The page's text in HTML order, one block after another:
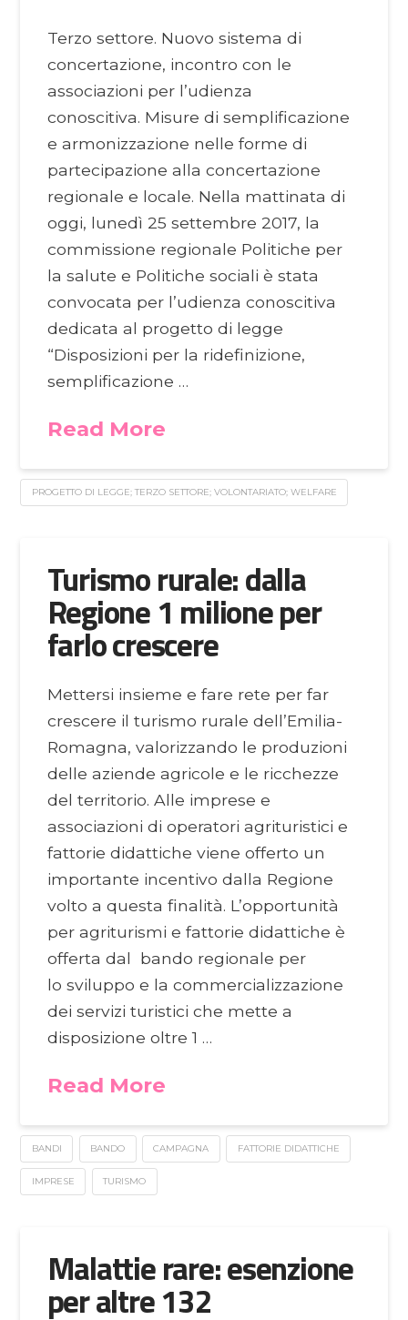
Terzo settore. Nuovo sistema di
concertazione, incontro con le
associazioni per l’udienza
conoscitiva. Misure di semplificazione
e armonizzazione nelle forme di
partecipazione alla concertazione
regionale e locale. Nella mattinata di
oggi, lunedì 25 settembre 2017, la
commissione regionale Politiche per
la salute e Politiche sociali è stata
convocata per l’udienza conoscitiva
dedicata al progetto di legge
“Disposizioni per la ridefinizione,
semplificazione …
Read More
PROGETTO DI LEGGE; TERZO SETTORE; VOLONTARIATO; WELFARE
Turismo rurale: dalla
Regione 1 milione per
farlo crescere
Mettersi insieme e fare rete per far
crescere il turismo rurale dell’Emilia-
Romagna, valorizzando le produzioni
delle aziende agricole e le ricchezze
del territorio. Alle imprese e
associazioni di operatori agrituristici e
fattorie didattiche viene offerto un
importante incentivo dalla Regione
volto a questa finalità. L’opportunità
per agriturismi e fattorie didattiche è
offerta dal bando regionale per
lo sviluppo e la commercializzazione
dei servizi turistici che mette a
disposizione oltre 1 …
Read More
BANDI BANDO CAMPAGNA FATTORIE DIDATTICHE
IMPRESE TURISMO
Malattie rare: esenzione
per altre 132